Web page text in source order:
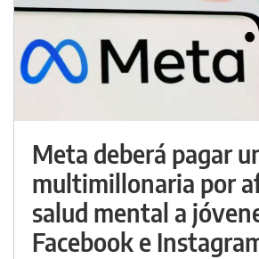
Meta deberá pagar
multimillonaria por
salud mental a
Facebook e